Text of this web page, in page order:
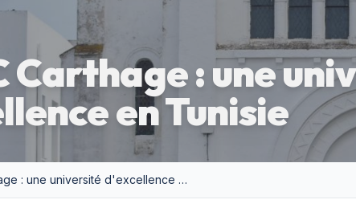
Carthage : une
en Tunisie
L'IHEC Carthage : une université d'excellence en Tunisie